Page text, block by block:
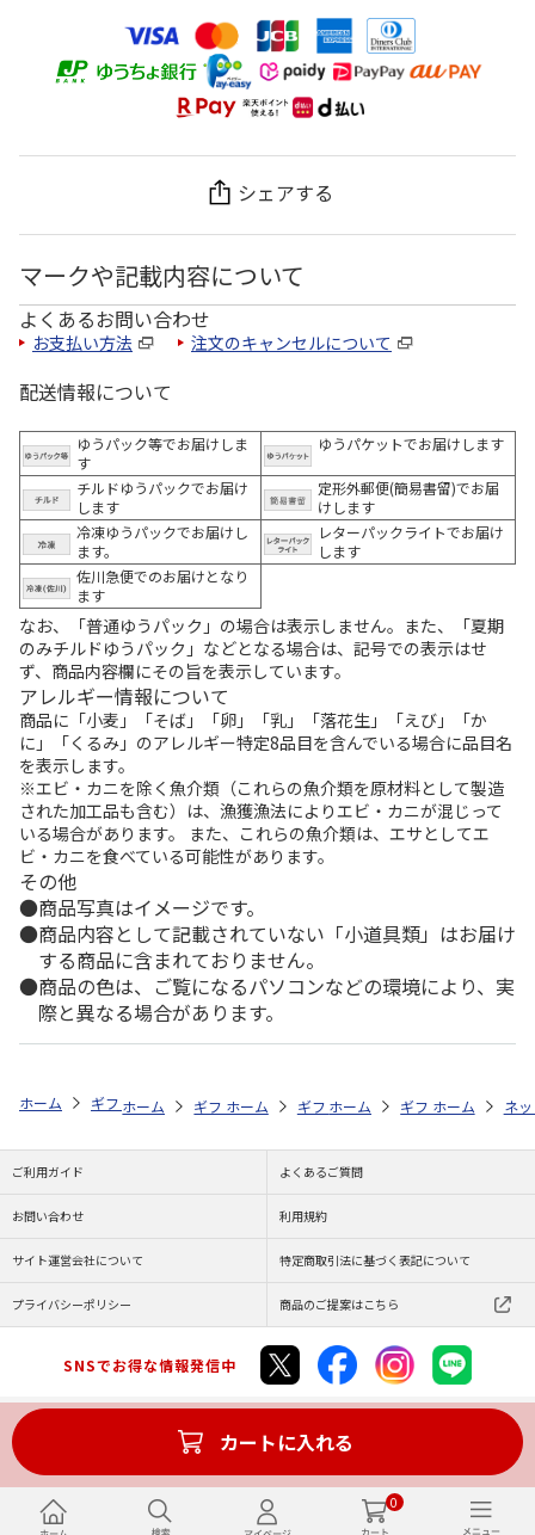
0
シェアする
マークや記載内容について
よくあるお問い合わせ
お支払い方法 注文のキャンセルについて
配送情報について
ゆうパック等でお届けしま
す
ゆうパケットでお届けします
チルドゆうパックでお届け
します
定形外郵便(簡易書留)でお届
けします
冷凍ゆうパックでお届けし
ます。
レターパックライトでお届け
します
佐川急便でのお届けとなり
ます
なお、「普通ゆうパック」の場合は表示しません。また、「夏期
のみチルドゆうパック」などとなる場合は、記号での表示はせ
ず、商品内容欄にその旨を表示しています。
アレルギー情報について
商品に「小麦」「そば」「卵」「乳」「落花生」「えび」「か
に」「くるみ」のアレルギー特定8品目を含んでいる場合に品目名
を表示します。
※エビ・カニを除く魚介類（これらの魚介類を原材料として製造
された加工品も含む）は、漁獲漁法によりエビ・カニが混じって
いる場合があります。 また、これらの魚介類は、エサとしてエ
ビ・カニを食べている可能性があります。
その他
商品写真はイメージです。
商品内容として記載されていない「小道具類」はお届け
する商品に含まれておりません。
商品の色は、ご覧になるパソコンなどの環境により、実
際と異なる場合があります。
カートに入れる
ホーム ギフト通販 内祝い・お返し 結婚内祝い 飛騨高山ファク
ホーム ギフト通販 内祝い・お返し 結婚内祝い
ホーム ギフト通販 内祝い・お返し
ホーム ギフト通販 内
ホーム ネ
ご利用ガイド よくあるご質問
お問い合わせ 利用規約
サイト運営会社について 特定商取引法に基づく表記について
プライバシーポリシー 商品のご提案はこちら
SNSでお得な情報発信中
Copyright (C) JAPAN POST Co.,Ltd. All Rights Reserved.